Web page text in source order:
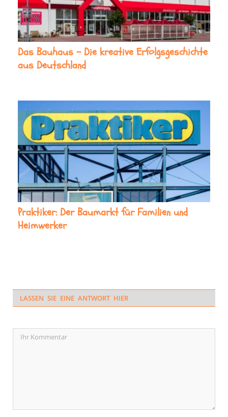
Das Bauhaus – Die kreative Erfolgsgeschichte
aus Deutschland
Praktiker: Der Baumarkt für Familien und
Heimwerker
LASSEN SIE EINE ANTWORT HIER